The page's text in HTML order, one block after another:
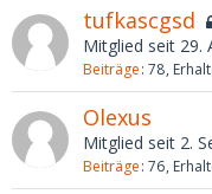
tufkascgsd
Mitglied seit 29.
Beiträge 78
Olexus
Mitglied seit 2.
Beiträge 76